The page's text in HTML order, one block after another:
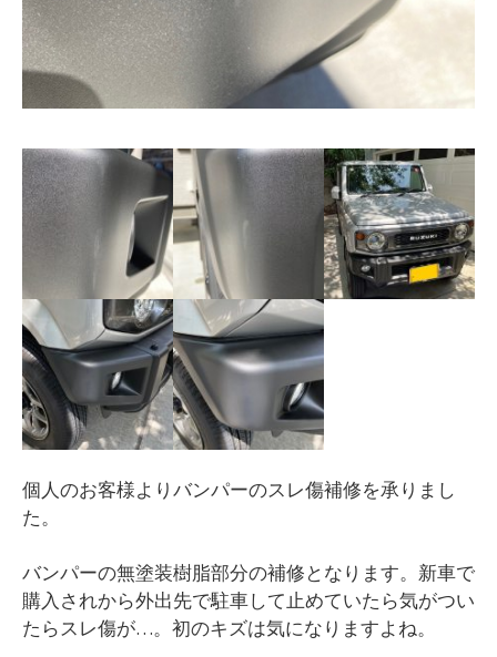
個人のお客様よりバンパーのスレ傷補修を承りまし
た。
バンパーの無塗装樹脂部分の補修となります。新車で
購入されから外出先で駐車して止めていたら気がつい
たらスレ傷が…。初のキズは気になりますよね。